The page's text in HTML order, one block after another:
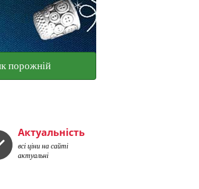
порожній
Актуальність
всі ціни на сайті
актуальні